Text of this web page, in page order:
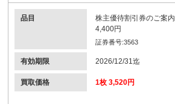
品目
株主優待割引券のご案内
4,400円
証券番号:3563
有効期限 2026/12/31迄
買取価格 1枚 3,520円